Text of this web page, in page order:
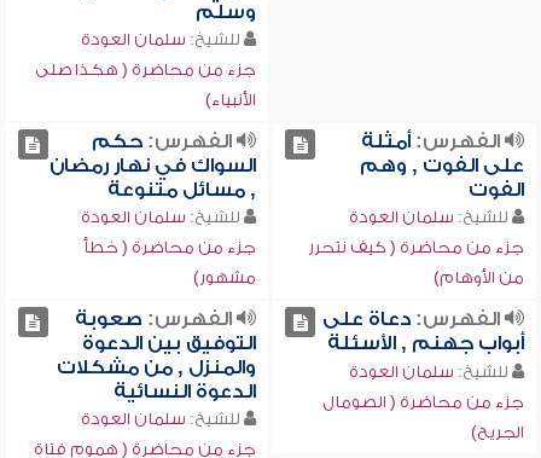
وسلم
للشيخ: سلمان العودة
جزء من محاضرة ( هكذا صلى
الأنبياء)
الفهرس:أمثلة
على الفوت , وهم
الفوت
للشيخ: سلمان العودة
جزء من محاضرة ( كيف نتحرر
من الأوهام)
الفهرس:حكم
السواك في نهار رمضان
, مسائل متنوعة
للشيخ: سلمان العودة
جزء من محاضرة ( خطأ
مشهور)
الفهرس:دعاة على
أبواب جهنم , الأسئلة
للشيخ: سلمان العودة
جزء من محاضرة ( الصومال
الجريح)
الفهرس: صعوبة
التوفيق بين الدعوة
والمنزل , من مشكلات
الدعوة النسائية
للشيخ: سلمان العودة
جزء من محاضرة ( هموم فتاة